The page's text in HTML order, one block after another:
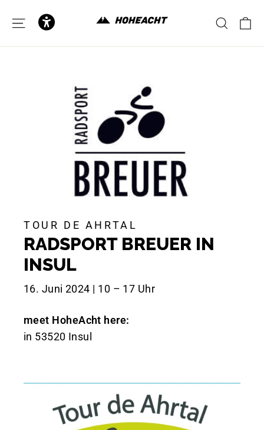
contentSITE NAVIGATION
TOUR DE AHRTAL
RADSPORT BREUER IN
INSUL
16. Juni 2024 | 10 – 17 Uhr
meet HoheAcht here:
in 53520 Insul